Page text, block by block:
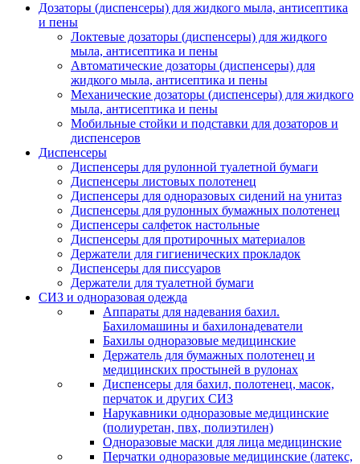
Дозаторы (диспенсеры) для жидкого мыла, антисептика
и пены
Локтевые дозаторы (диспенсеры) для жидкого
мыла, антисептика и пены
Автоматические дозаторы (диспенсеры) для
жидкого мыла, антисептика и пены
Механические дозаторы (диспенсеры) для жидкого
мыла, антисептика и пены
Мобильные стойки и подставки для дозаторов и
диспенсеров
Диспенсеры
Диспенсеры для рулонной туалетной бумаги
Диспенсеры листовых полотенец
Диспенсеры для одноразовых сидений на унитаз
Диспенсеры для рулонных бумажных полотенец
Диспенсеры салфеток настольные
Диспенсеры для протирочных материалов
Держатели для гигиенических прокладок
Диспенсеры для писсуаров
Держатели для туалетной бумаги
СИЗ и одноразовая одежда
Аппараты для надевания бахил.
Бахиломашины и бахилонадеватели
Бахилы одноразовые медицинские
Держатель для бумажных полотенец и
медицинских простыней в рулонах
Диспенсеры для бахил, полотенец, масок,
перчаток и других СИЗ
Нарукавники одноразовые медицинские
(полиуретан, пвх, полиэтилен)
Одноразовые маски для лица медицинские
Перчатки одноразовые медицинские (латекс,